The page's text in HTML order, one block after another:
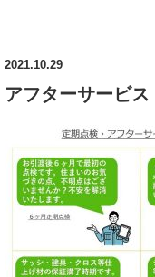
2021.10.29
アフターサービス